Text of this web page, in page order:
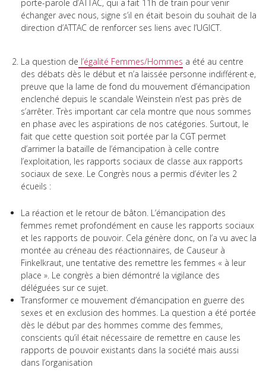
porte-parole d’ATTAC, qui a fait 11h de train pour venir
échanger avec nous, signe s’il en était besoin du souhait de la
direction d’ATTAC de renforcer ses liens avec l’UGICT.
La question de l’égalité Femmes/Hommes a été au centre
des débats dès le début et n’a laissée personne indifférent·e,
preuve que la lame de fond du mouvement d’émancipation
enclenché depuis le scandale Weinstein n’est pas près de
s’arrêter. Très important car cela montre que nous sommes
en phase avec les aspirations de nos catégories. Surtout, le
fait que cette question soit portée par la CGT permet
d’arrimer la bataille de l’émancipation à celle contre
l’exploitation, les rapports sociaux de classe aux rapports
sociaux de sexe. Le Congrès nous a permis d’éviter les 2
écueils :
La réaction et le retour de bâton. L’émancipation des
femmes remet profondément en cause les rapports sociaux
et les rapports de pouvoir. Cela génère donc, on l’a vu avec la
montée au créneau des réactionnaires, de Causeur à
Finkelkraut, une tentative des remettre les femmes « à leur
place ». Le congrès a bien démontré la vigilance des
déléguées sur ce sujet.
Transformer ce mouvement d’émancipation en guerre des
sexes et en exclusion des hommes. La question a été portée
dès le début par des hommes comme des femmes,
conscients qu’il était nécessaire de remettre en cause les
rapports de pouvoir existants dans la société mais aussi
dans l’organisation